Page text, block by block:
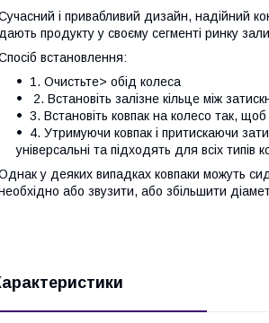
і привабливий дизайн, надійний
дають продукту у своєму сегменті ринку
встановлення:
1. Очистьте> обід колеса
2. Встановіть залізне кільце між
3. Встановіть ковпак на колесо так,
4. Утримуючи ковпак і притискаючи
універсальні та підходять для всіх типів
у деяких випадках ковпаки можуть
або звузити, або збільшити